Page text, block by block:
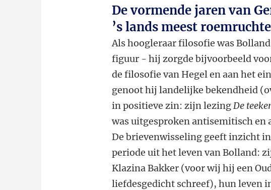
De vormende jaren van
’s lands meest
Als hoogleraar filosofie was
figuur - hij zorgde bijvoorbeeld
de filosofie van Hegel en aan het
genoot hij landelijke bekendheid
in positieve zin: zijn lezingDe
was uitgesproken antisemitisch en
De brievenwisseling geeft inzicht
periode uit het leven van Bolland:
Klazina Bakker (voor wij hij een
liefdesgedicht schreef), hun leven